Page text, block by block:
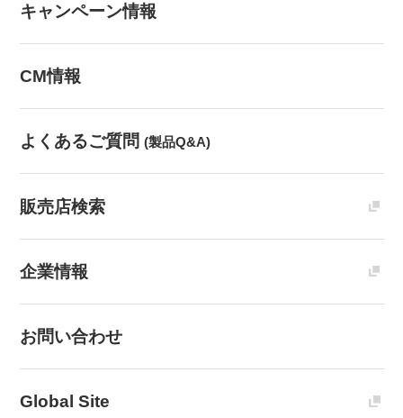
キャンペーン情報
CM情報
よくあるご質問 (製品Q&A)
販売店検索
企業情報
お問い合わせ
Global Site